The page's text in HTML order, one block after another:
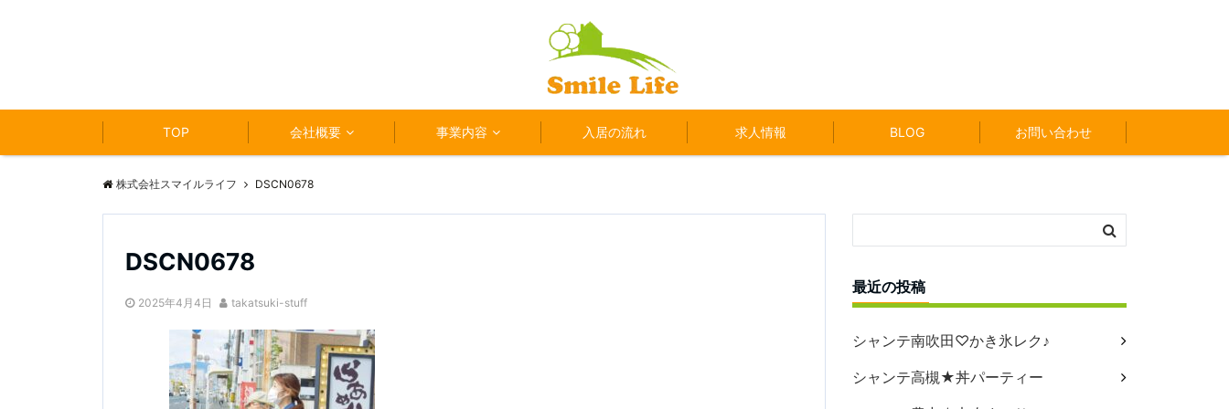
TOP 会社概要 事業内容 入居の流れ 求人情報 BLOG お問い合わせ
株式会社スマイルライフ DSCN0678
DSCN0678
2025年4月4日 takatsuki-stuff
最近の投稿
シャンテ南吹田♡かき氷レク♪
シャンテ高槻★丼パーティー